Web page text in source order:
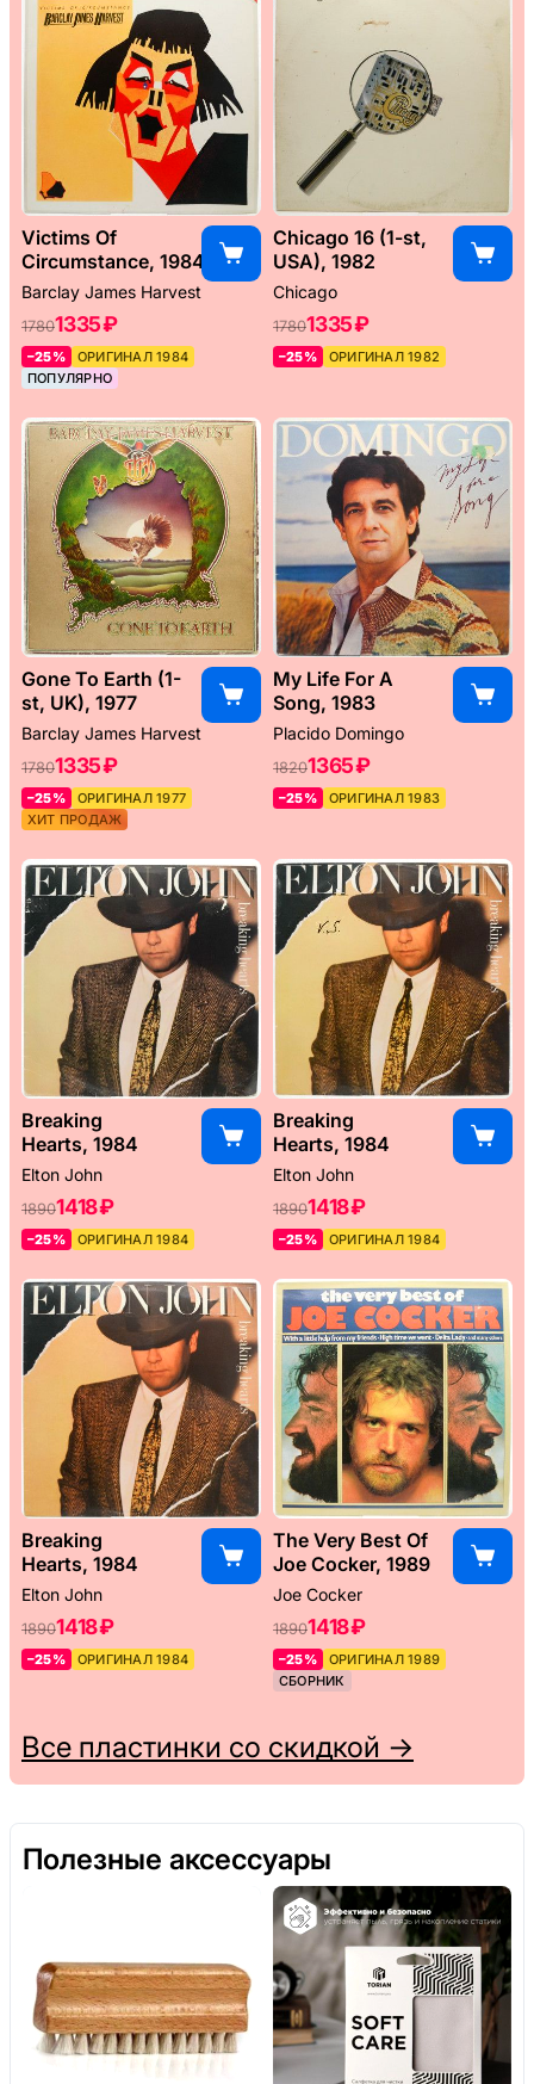
Victims Of
Circumstance, 1984
Barclay James Harvest
17801335 ₽
–25%
ОРИГИНАЛ 1984
ПОПУЛЯРНО
Chicago 16 (1-st,
USA), 1982
Chicago
17801335 ₽
–25% ОРИГИНАЛ 1982
Gone To Earth (1-
st, UK), 1977
Barclay James Harvest
17801335 ₽
–25%
ОРИГИНАЛ 1977
ХИТ ПРОДАЖ
My Life For A
Song, 1983
Placido Domingo
18201365 ₽
–25% ОРИГИНАЛ 1983
Breaking
Hearts, 1984
Elton John
18901418 ₽
–25% ОРИГИНАЛ 1984
Breaking
Hearts, 1984
Elton John
18901418 ₽
–25% ОРИГИНАЛ 1984
Breaking
Hearts, 1984
Elton John
18901418 ₽
–25% ОРИГИНАЛ 1984
The Very Best Of
Joe Cocker, 1989
Joe Cocker
18901418 ₽
–25%
ОРИГИНАЛ 1989
СБОРНИК
Все пластинки со скидкой →
Полезные аксессуары